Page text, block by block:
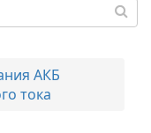
АКБ
тока